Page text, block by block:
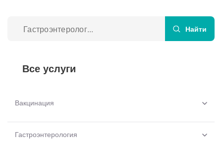
Врачи
Найти
Все услуги
Вакцинация
Гастроэнтерология